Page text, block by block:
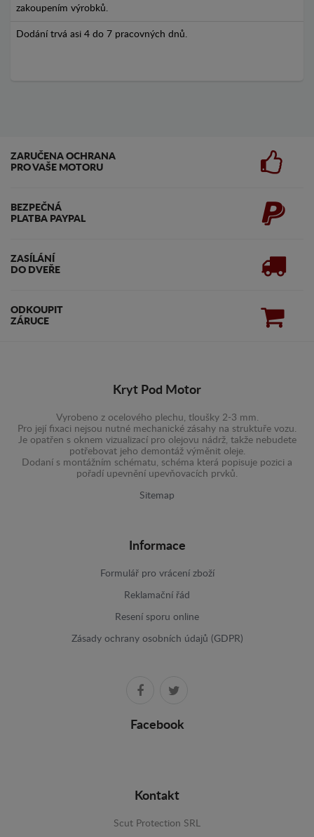
zakoupením výrobků.
Dodání trvá asi 4 do 7 pracovných dnů.
ZARUČENA OCHRANA
PRO VAŠE MOTORU
BEZPEČNÁ
PLATBA PAYPAL
ZASÍLÁNÍ
DO DVEŘE
ODKOUPIT
ZÁRUCE
Kryt Pod Motor
Vyrobeno z ocelového plechu, tloušky 2-3 mm.
Pro její fixaci nejsou nutné mechanické zásahy na struktuře vozu.
Je opatřen s oknem vizualizací pro olejovu nádrž, takže nebudete
potřebovat jeho demontáž výměnit oleje.
Dodaní s montážním schématu, schéma která popisuje pozici a
pořadí upevnění upevňovacích prvků.
Sitemap
Informace
Formulář pro vrácení zboží
Reklamační řád
Resení sporu online
Zásady ochrany osobních údajů (GDPR)
Facebook
Kontakt
Scut Protection SRL